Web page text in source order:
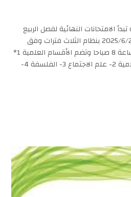
الامتحانات النهائية لفصل الربيع
2025 يوم السبت الموافق 2025/6/21 بنظام الثلاث فترات وفق
التالي #الفترة_الأولى تبدأ الساعة 8 صباحا وتضم الأقسام العلمية 1*
اللغة العربية والدراسات الإسلامية 2- علم الاجتماع 3- الفلسفة 4-